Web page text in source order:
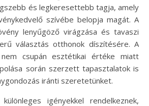
és legkeresettebb tagja, amely
szívébe belopja magát. A
lenyűgöző virágzása és tavaszi
választás otthonok díszítésére. A
csupán esztétikai értéke miatt
során szerzett tapasztalatok is
iránti szeretetünket.
igényekkel rendelkeznek,